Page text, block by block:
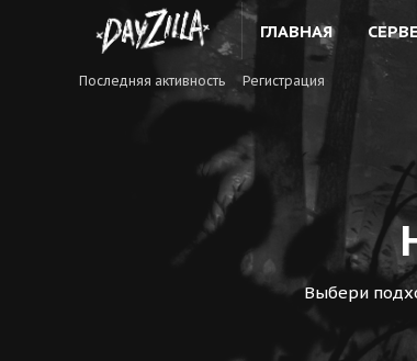
ГЛАВНАЯ
Последняя активность Регистрация
Выбери